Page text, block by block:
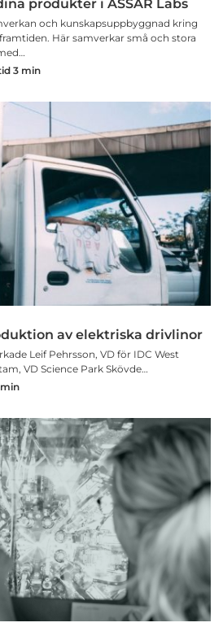
produkter i ASSAR Labs
och kunskapsuppbyggnad kring
Här samverkar små och stora
3 min
av elektriska drivlinor
Leif Pehrsson, VD för IDC West
VD Science Park Skövde…